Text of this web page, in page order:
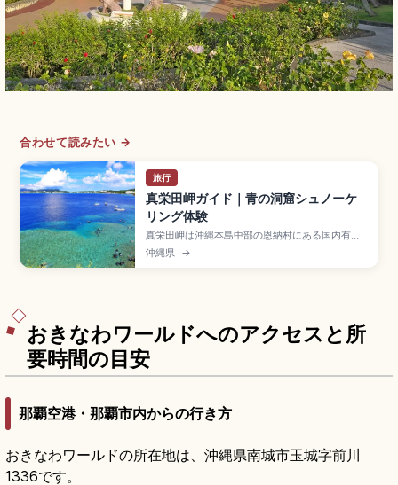
合わせて読みたい →
旅行
真栄田岬ガイド｜青の洞窟シュノーケ
リング体験
真栄田岬は沖縄本島中部の恩納村にある国内有数
のダイビング・シュノーケリングスポットで、洞
窟入口から差し込む光が水面を青く輝かせる「青
沖縄県 →
おきなわワールドへのアクセスと所
要時間の目安
那覇空港・那覇市内からの行き方
おきなわワールドの所在地は、沖縄県南城市玉城字前川
1336です。